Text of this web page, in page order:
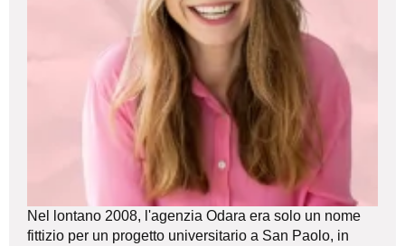
Nel lontano 2008, l'agenzia Odara era solo un nome
fittizio per un progetto universitario a San Paolo, in